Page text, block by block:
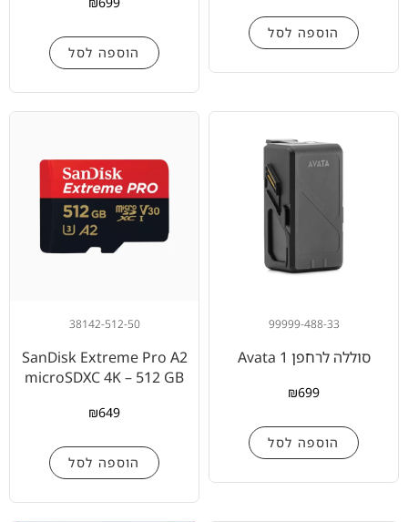
הוספה לסל
הוספה לסל
99999-488-33
סוללה לרחפן Avata 1
₪699
הוספה לסל
38142-512-50
SanDisk Extreme Pro A2
microSDXC 4K – 512 GB
₪649
הוספה לסל